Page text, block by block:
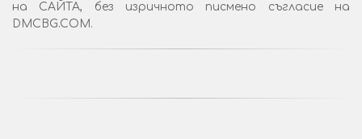
на САЙТА, без изричното писмено съгласие на
DMCBG.COM.